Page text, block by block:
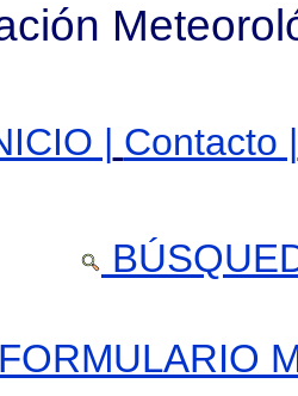
| Contacto |
FORMULARIO